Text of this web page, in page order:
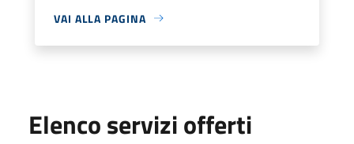
VAI ALLA PAGINA
Elenco servizi offerti